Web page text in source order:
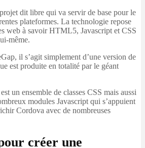
dit libre qui va servir de base pour le
plateformes. La technologie repose
web à savoir HTML5, Javascript et CSS
même.
il s’agit simplement d’une version de
est produite en totalité par le géant
un ensemble de classes CSS mais aussi
modules Javascript qui s’appuient
Cordova avec de nombreuses
créer une